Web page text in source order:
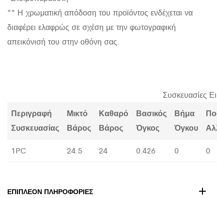
** Η χρωματική απόδοση του προϊόντος ενδέχεται να
διαφέρει ελαφρώς σε σχέση με την φωτογραφική
απεικόνισή του στην οθόνη σας.
Συσκευασίες
Περιγραφή
Συσκευασίας
Μικτό
Βάρος
Καθαρό
Βάρος
Βασικός
Όγκος
Βήμα
Όγκου
1PC 24.5 24 0.426 0 0
ΕΠΙΠΛΈΟΝ ΠΛΗΡΟΦΟΡΊΕΣ